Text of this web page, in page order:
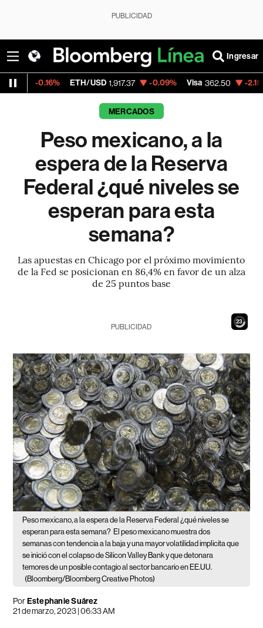
PUBLICIDAD
Ingresar
ETH/USD 1,917.37 -0.09% Visa 362.50 -2.15%
MERCADOS
Peso mexicano, a la
espera de la Reserva
Federal ¿qué niveles se
esperan para esta
semana?
Las apuestas en Chicago por el próximo movimiento
de la Fed se posicionan en 86,4% en favor de un alza
de 25 puntos base
21
PUBLICIDAD
Peso mexicano, a la espera de la Reserva Federal ¿qué niveles se
esperan para esta semana? El peso mexicano muestra dos
semanas con tendencia a la baja y una mayor volatilidad implicita que
se inició con el colapso de Silicon Valley Bank y que detonara
temores de un posible contagio al sector bancario en EE.UU.
(Bloomberg/Bloomberg Creative Photos)
PorEstephanie Suárez
21 de marzo, 2023 | 06:33 AM